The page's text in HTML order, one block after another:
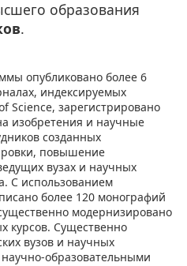
образования
.
опубликовано более 6
индексируемых
Science, зарегистрировано
изобретения и научные
созданных
повышение
вузах и научных
С использованием
более 120 монографий
модернизировано
курсов. Существенно
вузов и научных
образовательными